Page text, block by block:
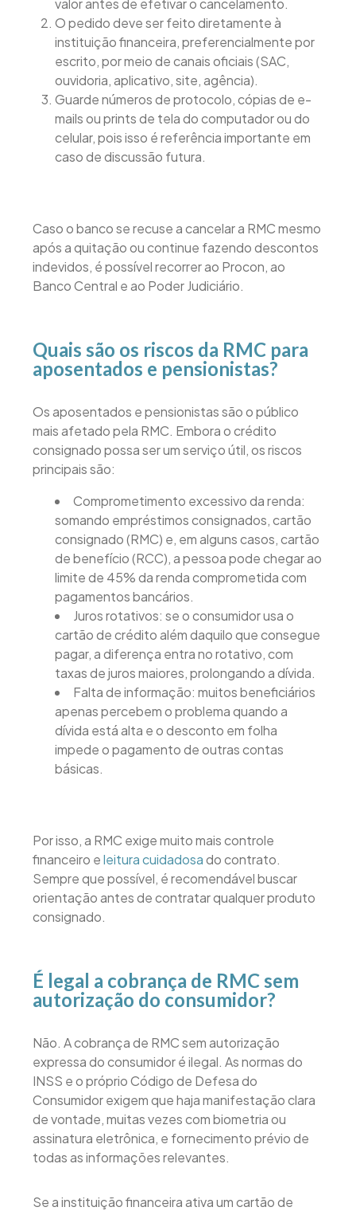
valor antes de efetivar o cancelamento.
O pedido deve ser feito diretamente à
instituição financeira, preferencialmente por
escrito, por meio de canais oficiais (SAC,
ouvidoria, aplicativo, site, agência).
Guarde números de protocolo, cópias de e-
mails ou prints de tela do computador ou do
celular, pois isso é referência importante em
caso de discussão futura.
Caso o banco se recuse a cancelar a RMC mesmo
após a quitação ou continue fazendo descontos
indevidos, é possível recorrer ao Procon, ao
Banco Central e ao Poder Judiciário.
Quais são os riscos da RMC para
aposentados e pensionistas?
Os aposentados e pensionistas são o público
mais afetado pela RMC. Embora o crédito
consignado possa ser um serviço útil, os riscos
principais são:
Comprometimento excessivo da renda:
somando empréstimos consignados, cartão
consignado (RMC) e, em alguns casos, cartão
de benefício (RCC), a pessoa pode chegar ao
limite de 45% da renda comprometida com
pagamentos bancários.
Juros rotativos: se o consumidor usa o
cartão de crédito além daquilo que consegue
pagar, a diferença entra no rotativo, com
taxas de juros maiores, prolongando a dívida.
Falta de informação: muitos beneficiários
apenas percebem o problema quando a
dívida está alta e o desconto em folha
impede o pagamento de outras contas
básicas.
Por isso, a RMC exige muito mais controle
financeiro eleitura cuidadosado contrato.
Sempre que possível, é recomendável buscar
orientação antes de contratar qualquer produto
consignado.
É legal a cobrança de RMC sem
autorização do consumidor?
Não. A cobrança de RMC sem autorização
expressa do consumidor é ilegal. As normas do
INSS e o próprio Código de Defesa do
Consumidor exigem que haja manifestação clara
de vontade, muitas vezes com biometria ou
assinatura eletrônica, e fornecimento prévio de
todas as informações relevantes.
Se a instituição financeira ativa um cartão de